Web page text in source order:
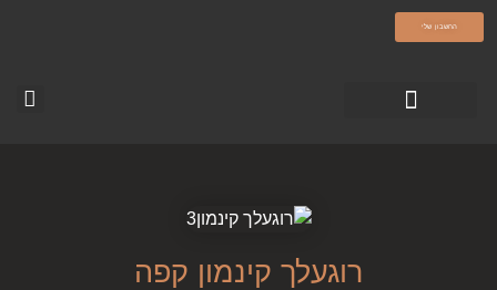
olamatokonline.com
החשבון שלי
רוגעלך קינמון קפה